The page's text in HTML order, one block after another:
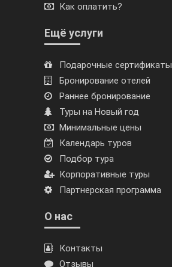
Как оплатить?
Ещё услуги
Подарочные сертификаты
Бронирование отелей
Раннее бронирование
Туры на Новый год
Минимальные цены
Календарь туров
Подбор тура
Корпоративные туры
Партнерская программа
О нас
Контакты
Отзывы